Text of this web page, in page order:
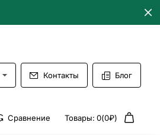
Контакты Блог
Сравнение Товары: 0(0₽)